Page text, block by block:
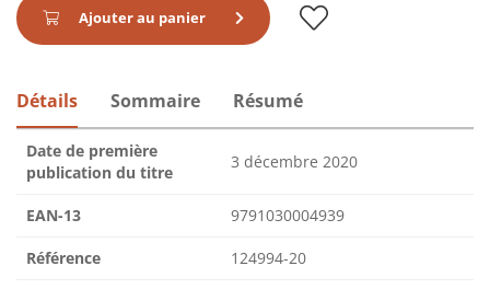
Ajouter au panier
Détails Sommaire Résumé
Date de première
publication du titre
3 décembre 2020
EAN-13 9791030004939
Référence 124994-20